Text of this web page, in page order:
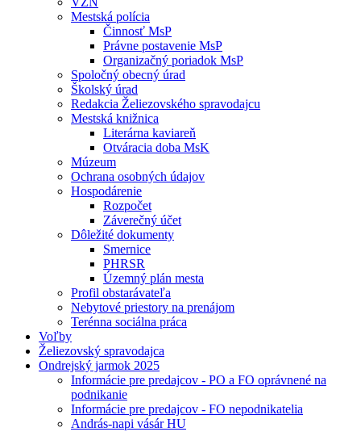
Mestská polícia
Činnosť MsP
Právne postavenie MsP
Organizačný poriadok MsP
Spoločný obecný úrad
Školský úrad
Redakcia Želiezovského spravodajcu
Mestská knižnica
Literárna kaviareň
Otváracia doba MsK
Múzeum
Ochrana osobných údajov
Hospodárenie
Rozpočet
Záverečný účet
Dôležité dokumenty
Smernice
PHRSR
Územný plán mesta
Profil obstarávateľa
Nebytové priestory na prenájom
Terénna sociálna práca
Voľby
Želiezovský spravodajca
Ondrejský jarmok 2025
Informácie pre predajcov - PO a FO oprávnené na
podnikanie
Informácie pre predajcov - FO nepodnikatelia
András-napi vásár HU